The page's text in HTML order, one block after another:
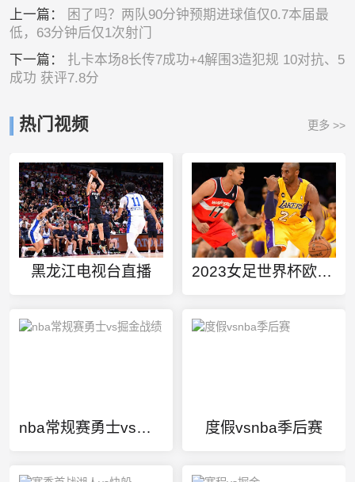
上一篇：
困了吗？两队90分钟预期进球值仅0.7本届最
低，63分钟后仅1次射门
下一篇： 扎卡本场8长传7成功+4解围3造犯规 10对抗、5
成功 获评7.8分
热门视频 更多 >>
黑龙江电视台直播 2023女足世界杯欧洲外围赛
nba常规赛勇士vs掘金战绩 度假vsnba季后赛